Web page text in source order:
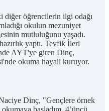
diğer öğrencilerin ilgi odağı
okulun mezuniyet
mutluluğunu yaşadı.
yaptı. Tevfik İleri
AYT'ye giren Dinç,
okuma hayali kuruyor.
Naciye Dinç, "Gençlere örnek